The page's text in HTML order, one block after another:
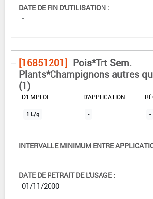
DATE DE FIN D'UTILISATION :
-
[16851201] Pois*Trt Sem.
Plants*Champignons autres
(1)DOSE MAX
D'EMPLOI
D'APPLICATION
1 L/q - -
INTERVALLE MINIMUM ENTRE
-
DATE DE RETRAIT DE L'USAGE :
01/11/2000